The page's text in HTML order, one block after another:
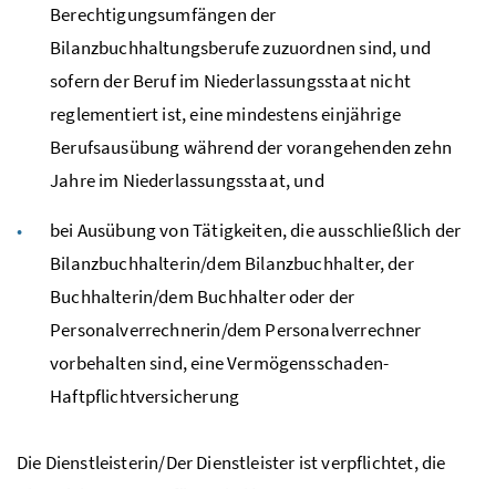
Berechtigungsumfängen der
Bilanzbuchhaltungsberufe zuzuordnen sind, und
sofern der Beruf im Niederlassungsstaat nicht
reglementiert ist, eine mindestens einjährige
Berufsausübung während der vorangehenden zehn
Jahre im Niederlassungsstaat, und
bei Ausübung von Tätigkeiten, die ausschließlich der
Bilanzbuchhalterin/dem Bilanzbuchhalter, der
Buchhalterin/dem Buchhalter oder der
Personalverrechnerin/dem Personalverrechner
vorbehalten sind, eine Vermögensschaden-
Haftpflichtversicherung
Die Dienstleisterin/Der Dienstleister ist verpflichtet, die